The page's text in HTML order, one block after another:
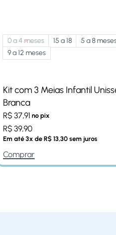
0 a 4 meses 15 a 18
5 a 8
9 a 12 meses
Kit com 3 Meias Infantil
Branca
R$ 37,91 no pix
R$ 39,90
Em até 3x de R$ 13,30 sem juros
Comprar